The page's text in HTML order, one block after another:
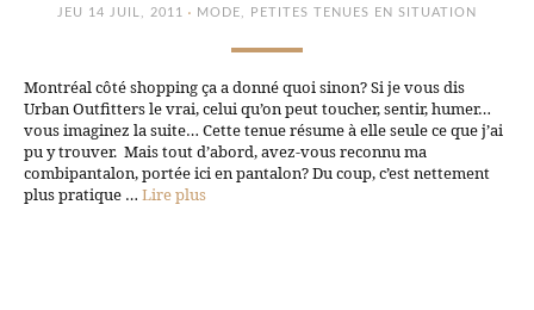
JEU 14 JUIL, 2011 · MODE, PETITES TENUES EN SITUATION
Montréal côté shopping ça a donné quoi sinon? Si je vous dis
Urban Outfitters le vrai, celui qu’on peut toucher, sentir, humer…
vous imaginez la suite… Cette tenue résume à elle seule ce que j’ai
pu y trouver. Mais tout d’abord, avez-vous reconnu ma
combipantalon, portée ici en pantalon? Du coup, c’est nettement
plus pratique … Lire plus